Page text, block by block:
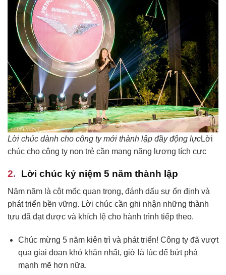
Lời chúc dành cho công ty mới thành lập đầy động lựcLời
chúc cho công ty non trẻ cần mang năng lượng tích cực
Lời chúc kỷ niệm 5 năm thành lập
Năm năm là cột mốc quan trọng, đánh dấu sự ổn định và
phát triển bền vững. Lời chúc cần ghi nhận những thành
tựu đã đạt được và khích lệ cho hành trình tiếp theo.
Chúc mừng 5 năm kiên trì và phát triển! Công ty đã vượt
qua giai đoạn khó khăn nhất, giờ là lúc để bứt phá
mạnh mẽ hơn nữa.